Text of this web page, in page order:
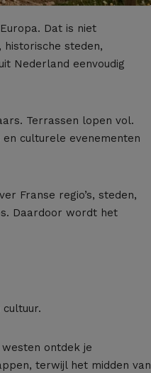
Dat is niet
steden,
Nederland eenvoudig
Terrassen lopen vol.
culturele evenementen
Franse regio’s, steden,
Daardoor wordt het
ontdek je
terwijl het midden van